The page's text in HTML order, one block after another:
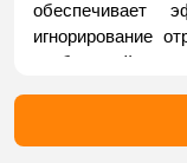
обеспечивает
игнорирование
стабильный
«Mushroom»